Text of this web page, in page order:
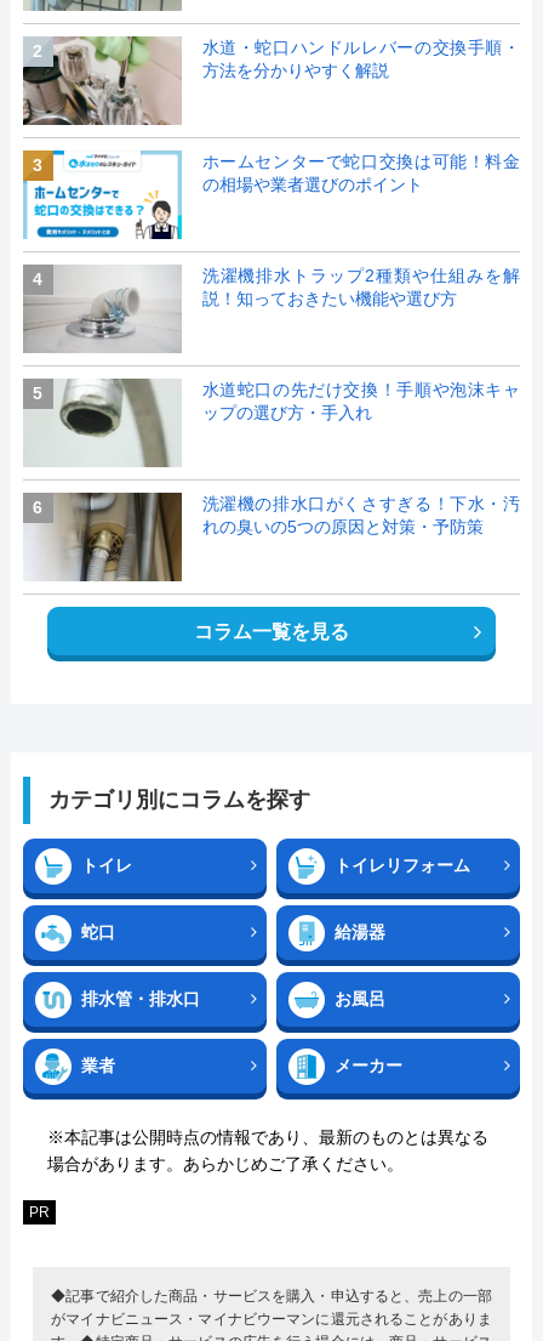
2
水道・蛇口ハンドルレバーの交換手順・
方法を分かりやすく解説
3
ホームセンターで蛇口交換は可能！料金
の相場や業者選びのポイント
4
洗濯機排水トラップ2種類や仕組みを解
説！知っておきたい機能や選び方
5
水道蛇口の先だけ交換！手順や泡沫キャ
ップの選び方・手入れ
6
洗濯機の排水口がくさすぎる！下水・汚
れの臭いの5つの原因と対策・予防策
コラム一覧を見る
カテゴリ別にコラムを探す
トイレ トイレリフォーム
蛇口 給湯器
排水管・排水口 お風呂
業者 メーカー
※本記事は公開時点の情報であり、最新のものとは異なる
場合があります。あらかじめご了承ください。
PR
◆記事で紹介した商品・サービスを購入・申込すると、売上の一部
がマイナビニュース・マイナビウーマンに還元されることがありま